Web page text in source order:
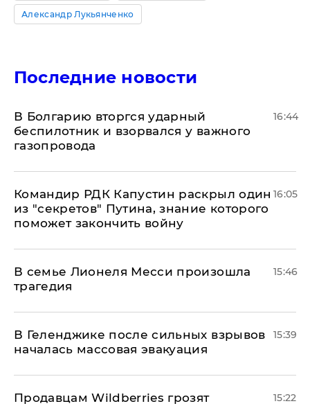
Александр Лукьянченко
Последние новости
В Болгарию вторгся ударный
беспилотник и взорвался у важного
газопровода
16:44
Командир РДК Капустин раскрыл один
из "секретов" Путина, знание которого
поможет закончить войну
16:05
В семье Лионеля Месси произошла
трагедия
15:46
В Геленджике после сильных взрывов
началась массовая эвакуация
15:39
Продавцам Wildberries грозят
15:22